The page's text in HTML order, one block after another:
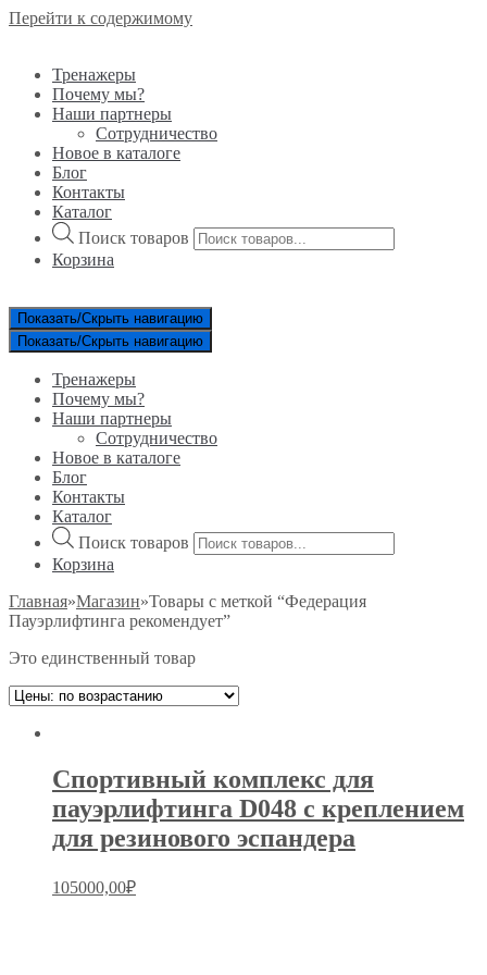
Перейти к содержимому
Тренажеры
Почему мы?
Наши партнеры
Сотрудничество
Новое в каталоге
Блог
Контакты
Каталог
Поиск товаров
Корзина
Показать/Скрыть навигацию
Показать/Скрыть навигацию
Тренажеры
Почему мы?
Наши партнеры
Сотрудничество
Новое в каталоге
Блог
Контакты
Каталог
Поиск товаров
Корзина
Главная»Магазин»Товары с меткой “Федерация
Пауэрлифтинга рекомендует”
Это единственный товар
Спортивный комплекс для
пауэрлифтинга D048 с креплением
для резинового эспандера
105000,00₽